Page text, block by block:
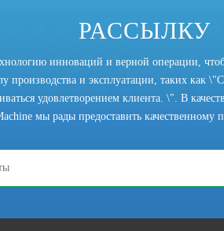
РАССЫЛКУ
инноваций и верной операции,
производства и эксплуатации, таких как
удовлетворением клиента. \". В
мы рады предоставить качественному